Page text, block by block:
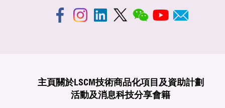
主頁 關於LSCM技術商品化項目及資助計劃
活動及消息科技分享會籍